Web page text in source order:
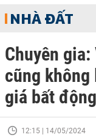
NHÀ ĐẤT
Chuyên
cũng
giá bất
12:15 | 14/05/2024